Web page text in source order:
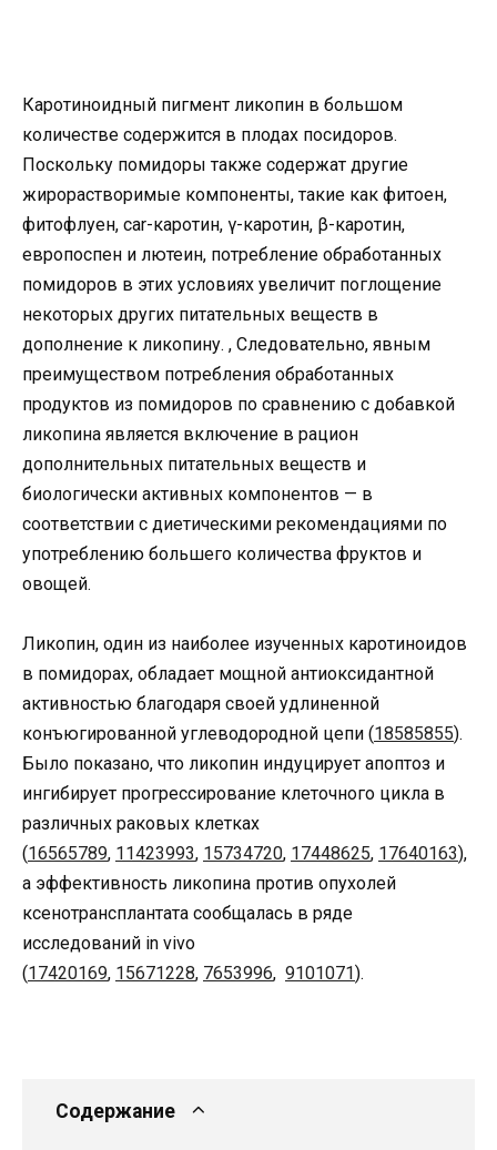
Каротиноидный пигмент ликопин в большом
количестве содержится в плодах посидоров.
Поскольку помидоры также содержат другие
жирорастворимые компоненты, такие как фитоен,
фитофлуен, car-каротин, γ-каротин, β-каротин,
европоспен и лютеин, потребление обработанных
помидоров в этих условиях увеличит поглощение
некоторых других питательных веществ в
дополнение к ликопину. , Следовательно, явным
преимуществом потребления обработанных
продуктов из помидоров по сравнению с добавкой
ликопина является включение в рацион
дополнительных питательных веществ и
биологически активных компонентов — в
соответствии с диетическими рекомендациями по
употреблению большего количества фруктов и
овощей.
Ликопин, один из наиболее изученных каротиноидов
в помидорах, обладает мощной антиоксидантной
активностью благодаря своей удлиненной
конъюгированной углеводородной цепи (18585855).
Было показано, что ликопин индуцирует апоптоз и
ингибирует прогрессирование клеточного цикла в
различных раковых клетках
(16565789, 11423993, 15734720, 17448625, 17640163),
а эффективность ликопина против опухолей
ксенотрансплантата сообщалась в ряде
исследований in vivo
(17420169, 15671228, 7653996, 9101071).
Содержание